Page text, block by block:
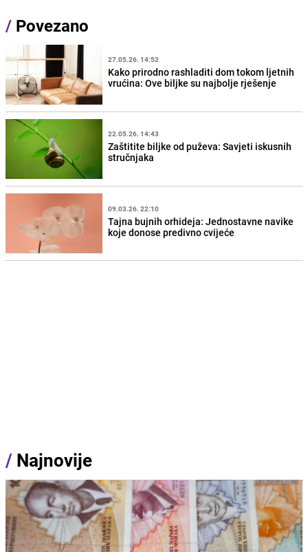
/ Povezano
27.05.26. 14:52
Kako prirodno rashladiti dom tokom ljetnih
vrućina: Ove biljke su najbolje rješenje
22.05.26. 14:43
Zaštitite biljke od puževa: Savjeti iskusnih
stručnjaka
09.03.26. 22:10
Tajna bujnih orhideja: Jednostavne navike
koje donose predivno cvijeće
/ Najnovije